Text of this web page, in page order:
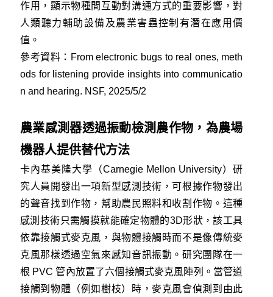
作用，顯示物種間互動對溝通方式的重要影響，對
人類聽力輔助設備及農業害蟲控制有潛在應用價
值。
參考資料： From electronic bugs to real ones, meth
ods for listening provide insights into communicatio
n and hearing. NSF, 2025/5/2
農業感測器透過振動檢測農作物，為農場
機器人提供替代方法
卡內基美隆大學（Carnegie Mellon University）研
究人員開發出一項新型感測技術，可根據作物發出
的聲音找到作物，幫助農民照料和收割作物。這種
感測技術只需觸摸就能確定物體的3D形狀，該工具
依靠接觸式麥克風，與物體接觸時而不是像傳統麥
克風那樣透過空氣來感知音訊振動。研究團隊在一
根 PVC 管內放置了六個接觸式麥克風陣列。當管道
接觸到物體（例如樹枝）時，麥克風會偵測到由此